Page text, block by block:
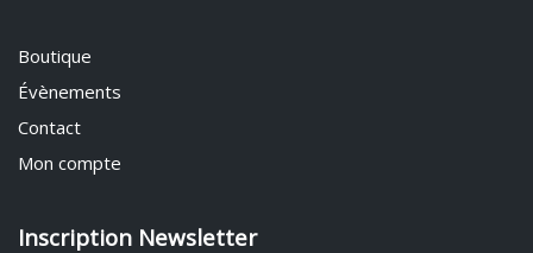
Boutique
Évènements
Contact
Mon compte
Inscription Newsletter